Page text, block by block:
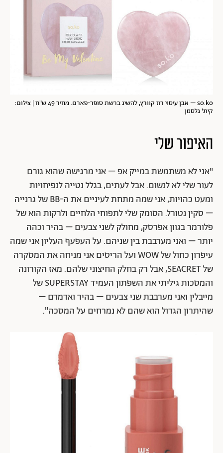
so.ko – אבן עיסוי רוז קוורץ, להשיג ברשת סופר-פארם. מחיר 49 ש"ח | צילום:
קית' גלסמן
האיפור שלי
"אני לא משתמשת במייק אפ – אני מרגישה שהוא גורם
לעור שלי לא לנשום. אבל לעתים, בגלל נטייה לנפיחויות
ומעט כהויות, אני שמה מתחת לעיניים את ה-BB של גרנייה
– סקין נטורל. הסומק שלי לתפוחי הלחיים ולרקות הוא של
פלורמר בגוון אפרסק, מחולק לשני צבעים – בהיר וכהה
יותר – ואני מערבבת בין שניהם. על העפעף העליון אני שמה
עיפרון כחול של WOW ועל הריסים אני מניחה את המסקרה
של SEACRET, אבל רק בחלק החיצוני שלהם. מאז הקורונה
והמסכות גיליתי את השפתון העמיד SUPERSTAY של
מייבלין ואני מערבבת שני צבעים – בהיר ואדמדם –
שהיתרון הגדול הוא שהם לא נמרחים על המסכה".